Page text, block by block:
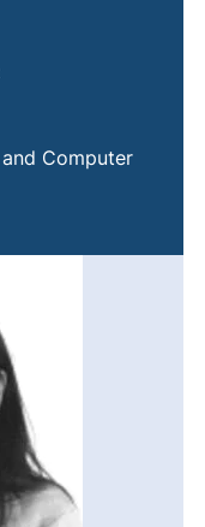
(öffnet Ihr E-Mail-
Computer